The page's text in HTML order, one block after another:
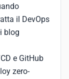
il DevOps
blog
e GitHub
zero-